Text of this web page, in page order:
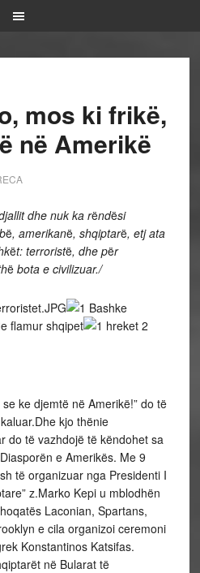
mos ki frikë,
në Amerikë
dhe nuk ka rëndësi
ë, amerikanë, shqiptarë, etj ata
ët: terroristë, dhe për
ëbota e civilizuar./
ke djemtë në Amerikë!” do të
kjo thënie
do të vazhdojë të këndohet sa
e Amerikës. Me 9
të organizuar nga Presidenti I
z.Marko Kepi u mblodhën
Laconian, Spartans,
e cila organizoi ceremoni
Konstantinos Katsifas.
në Bularat të